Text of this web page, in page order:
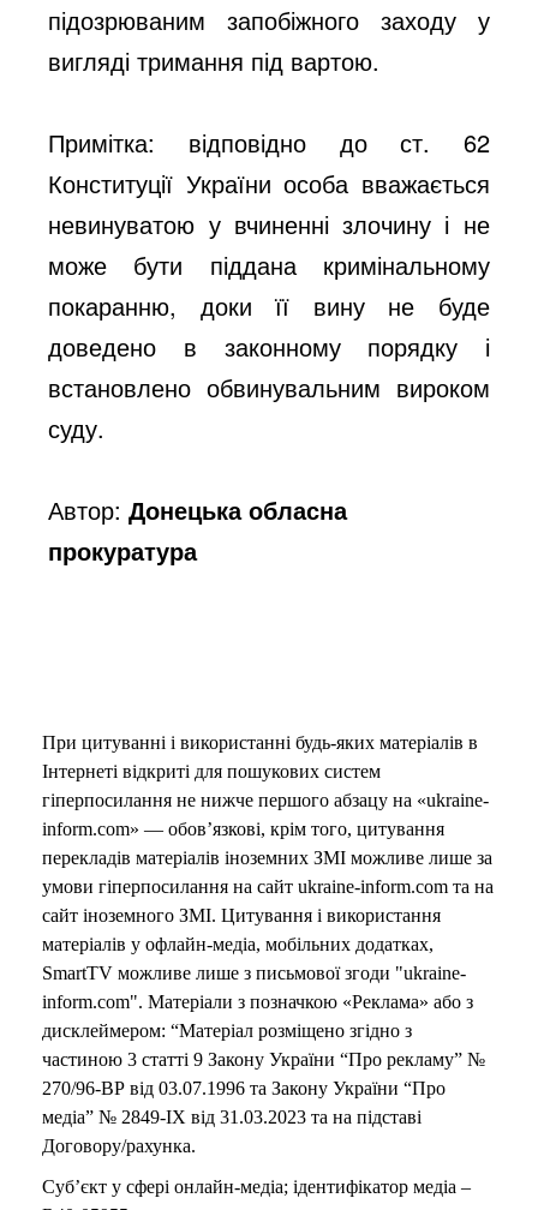
підозрюваним запобіжного заходу у
вигляді тримання під вартою.
Примітка: відповідно до ст. 62
Конституції України особа вважається
невинуватою у вчиненні злочину і не
може бути піддана кримінальному
покаранню, доки її вину не буде
доведено в законному порядку і
встановлено обвинувальним вироком
суду.
Автор:Донецька обласна
прокуратура
При цитуванні і використанні будь-яких матеріалів в
Інтернеті відкриті для пошукових систем
гіперпосилання не нижче першого абзацу на «ukraine-
inform.com» — обов’язкові, крім того, цитування
перекладів матеріалів іноземних ЗМІ можливе лише за
умови гіперпосилання на сайт ukraine-inform.com та на
сайт іноземного ЗМІ. Цитування і використання
матеріалів у офлайн-медіа, мобільних додатках,
SmartTV можливе лише з письмової згоди "ukraine-
inform.com". Матеріали з позначкою «Реклама» або з
дисклеймером: “Матеріал розміщено згідно з
частиною 3 статті 9 Закону України “Про рекламу” №
270/96-ВР від 03.07.1996 та Закону України “Про
медіа” № 2849-IX від 31.03.2023 та на підставі
Договору/рахунка.
Суб’єкт у сфері онлайн-медіа; ідентифікатор медіа –